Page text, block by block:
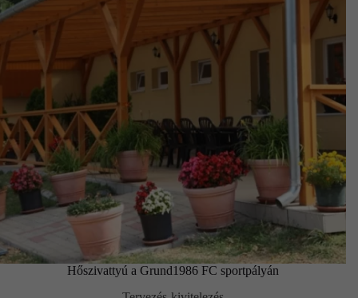
Hőszivattyú a Grund1986 FC sportpályán